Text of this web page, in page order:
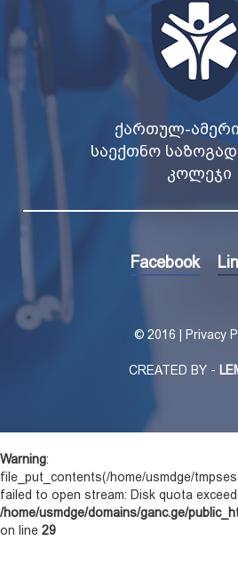
ᲥᲐᲠᲗᲣᲚ-
ᲡᲐᲔᲥᲗᲜᲝ
ᲙᲝᲚᲔᲯᲘ
Facebook
© 2016 | Privacy
CREATED BY -
Warning:
file_put_contents(/home/usmdge/
failed to open stream: Disk quota
/home/usmdge/domains/ganc.ge/
on line 29